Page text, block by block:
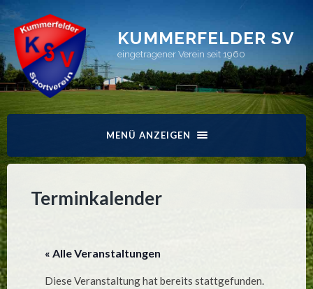
KUMMERFELDER SV
eingetragener Verein seit 1960
MENÜ ANZEIGEN
Terminkalender
« Alle Veranstaltungen
Diese Veranstaltung hat bereits stattgefunden.